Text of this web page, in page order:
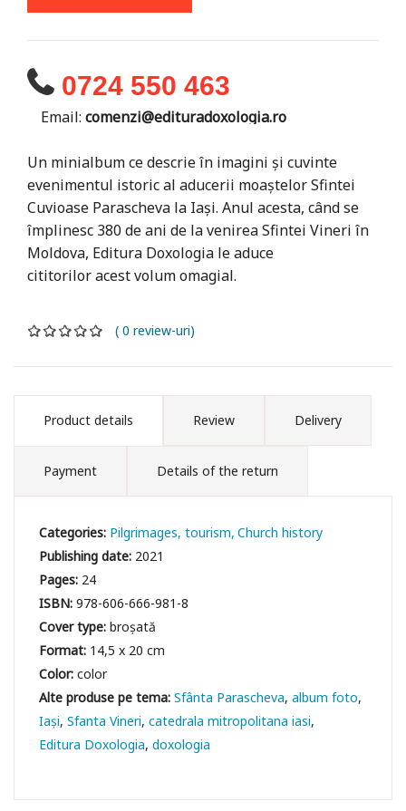
0724 550 463
Email: comenzi@edituradoxologia.ro
Un minialbum ce descrie în imagini și cuvinte
evenimentul istoric al aducerii moaștelor Sfintei
Cuvioase Parascheva la Iași. Anul acesta, când se
împlinesc 380 de ani de la venirea Sfintei Vineri în
Moldova, Editura Doxologia le aduce
cititorilor acest volum omagial.
( 0 review-uri)
Product details Review Delivery
Payment Details of the return
Categories: Pilgrimages, tourism Church history
Publishing date: 2021
Pages: 24
ISBN:978-606-666-981-8
Cover type:broșată
Format: 14,5 x 20 cm
Color:color
Sfânta Parascheva album foto
Iași Sfanta Vineri catedrala mitropolitana iasi
Editura Doxologia doxologia